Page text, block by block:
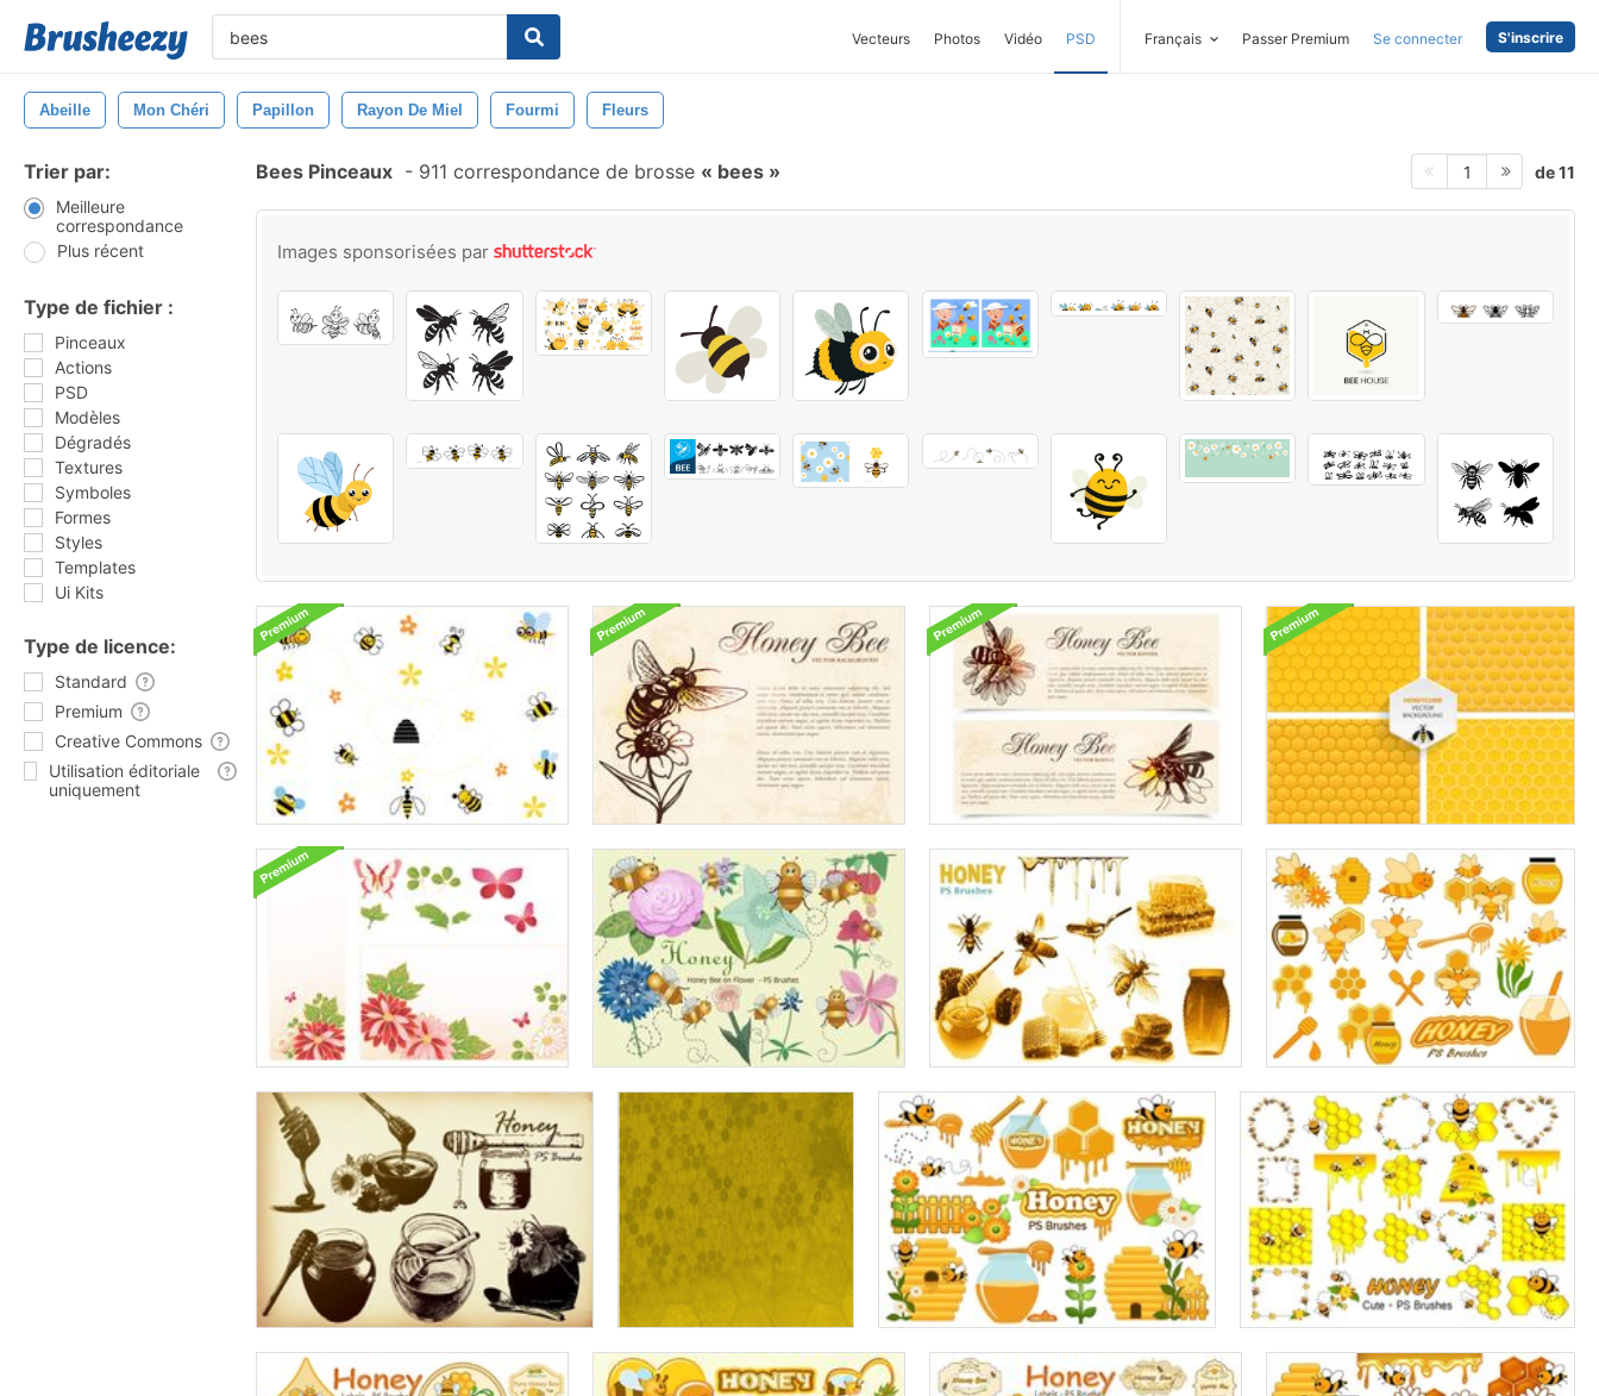
Vecteurs Photos Vidéo PSD Français Passer Premium Se connecter S'inscrire
Abeille Mon Chéri Papillon Rayon De Miel Fourmi Fleurs
Trier par:
Meilleure
correspondance
Plus récent
Type de fichier :
Pinceaux
Actions
PSD
Modèles
Dégradés
Textures
Symboles
Formes
Styles
Templates
Ui Kits
Type de licence:
Standard
Premium
Creative Commons
Utilisation éditoriale
uniquement
Bees Pinceaux - 911 correspondance de brosse bees 1 de 11
Images sponsorisées par